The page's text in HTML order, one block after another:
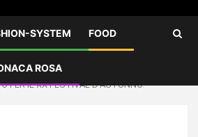
SYSTEM FOOD
ROSA
PER IL XX FESTIVAL D’AUTUNNO